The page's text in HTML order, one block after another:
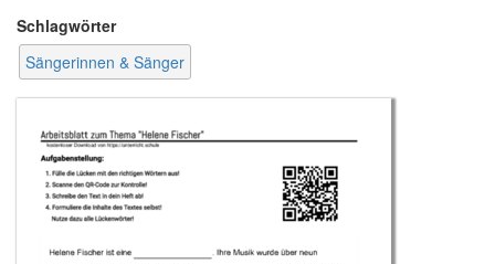
Schlagwörter
Sängerinnen & Sänger